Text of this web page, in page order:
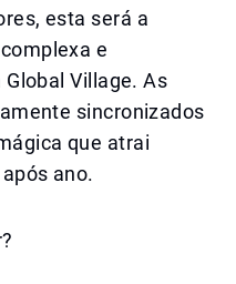
esta será a
e
Village. As
sincronizados
que atrai
ano.